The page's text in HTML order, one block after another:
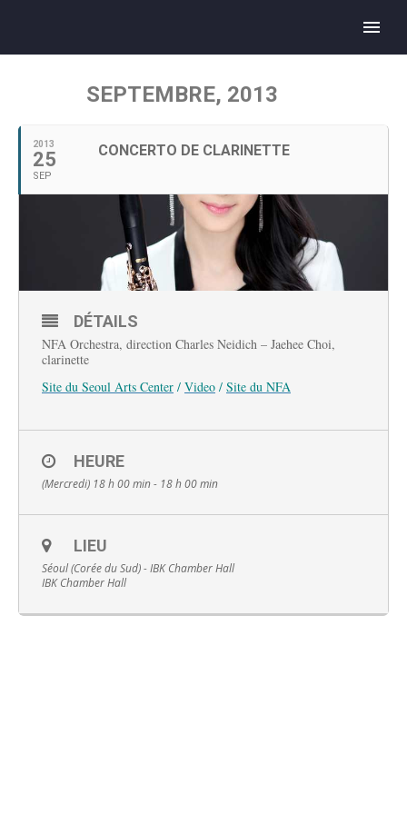
SEPTEMBRE, 2013
2013
25
SEP
CONCERTO DE CLARINETTE
DÉTAILS
NFA Orchestra, direction Charles Neidich – Jaehee Choi,
clarinette
Site du Seoul Arts Center / Video / Site du NFA
HEURE
(Mercredi) 18 h 00 min - 18 h 00 min
LIEU
Séoul (Corée du Sud) - IBK Chamber Hall
IBK Chamber Hall